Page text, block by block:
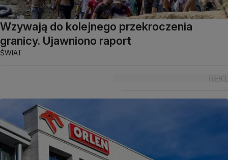
Wzywają do kolejnego przekroczenia
granicy. Ujawniono raport
ŚWIAT